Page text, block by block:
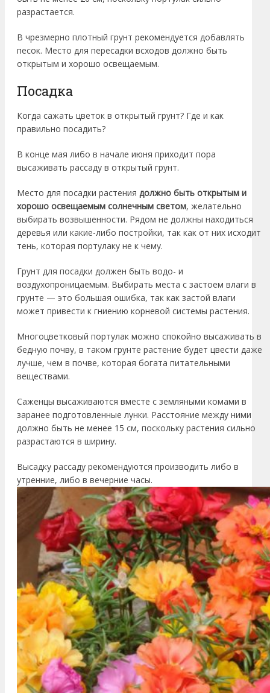
разрастается.
В чрезмерно плотный грунт рекомендуется добавлять
песок. Место для пересадки всходов должно быть
открытым и хорошо освещаемым.
Посадка
Когда сажать цветок в открытый грунт? Где и как
правильно посадить?
В конце мая либо в начале июня приходит пора
высаживать рассаду в открытый грунт.
Место для посадки растения должно быть открытым и
хорошо освещаемым солнечным светом, желательно
выбирать возвышенности. Рядом не должны находиться
деревья или какие-либо постройки, так как от них исходит
тень, которая портулаку не к чему.
Грунт для посадки должен быть водо- и
воздухопроницаемым. Выбирать места с застоем влаги в
грунте — это большая ошибка, так как застой влаги
может привести к гниению корневой системы растения.
Многоцветковый портулак можно спокойно высаживать в
бедную почву, в таком грунте растение будет цвести даже
лучше, чем в почве, которая богата питательными
веществами.
Саженцы высаживаются вместе с земляными комами в
заранее подготовленные лунки. Расстояние между ними
должно быть не менее 15 см, поскольку растения сильно
разрастаются в ширину.
Высадку рассаду рекомендуются производить либо в
утренние, либо в вечерние часы.